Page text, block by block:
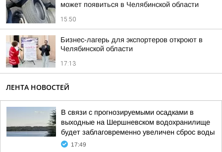
может появиться в Челябинской области
15:50
Бизнес-лагерь для экспортеров откроют в
Челябинской области
17:13
ЛЕНТА НОВОСТЕЙ
В связи с прогнозируемыми осадками в
выходные на Шершневском водохранилище
будет заблаговременно увеличен сброс воды
17:49